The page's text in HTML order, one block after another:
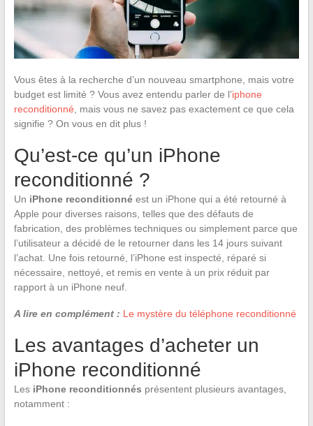
Vous êtes à la recherche d’un nouveau smartphone, mais votre
budget est limité ? Vous avez entendu parler de l’iphone
reconditionné , mais vous ne savez pas exactement ce que cela
signifie ? On vous en dit plus !
Qu’est-ce qu’un iPhone
reconditionné ?
Un iPhone reconditionnéest un iPhone qui a été retourné à
Apple pour diverses raisons, telles que des défauts de
fabrication, des problèmes techniques ou simplement parce que
l’utilisateur a décidé de le retourner dans les 14 jours suivant
l’achat. Une fois retourné, l’iPhone est inspecté, réparé si
nécessaire, nettoyé, et remis en vente à un prix réduit par
rapport à un iPhone neuf.
A lire en complément : Le mystère du téléphone reconditionné
Les avantages d’acheter un
iPhone reconditionné
Les iPhone reconditionnés présentent plusieurs avantages,
notamment :